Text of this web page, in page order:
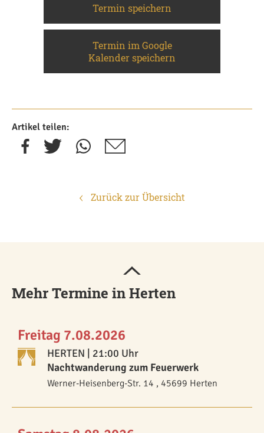
Termin speichern
Termin im Google
Kalender speichern
Artikel teilen:
Zurück zur Übersicht
Mehr Termine in Herten
Freitag 7.08.2026
HERTEN | 21:00 Uhr
Nachtwanderung zum Feuerwerk
Werner-Heisenberg-Str. 14 , 45699 Herten